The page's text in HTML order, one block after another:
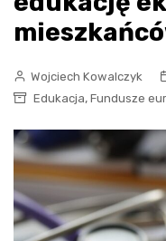
Wojciech Kowalczyk
Edukacja, Fundusze